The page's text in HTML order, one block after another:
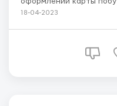
Своевременная зароботная плата
Уровень А2.
18-04-2023